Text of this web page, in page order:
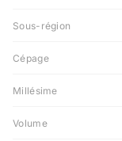
Sous-région
Cépage
Millésime
Volume